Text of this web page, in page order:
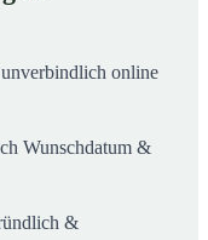
online
Wunschdatum &
&